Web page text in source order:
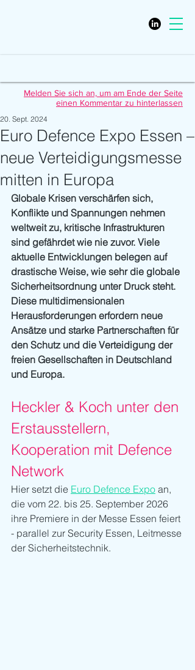
Melden Sie sich an, um am Ende der Seite
einen Kommentar zu hinterlassen
Euro Defence Expo Essen –
neue Verteidigungsmesse
mitten in Europa
20. Sept. 2024
Globale Krisen verschärfen sich,
Konflikte und Spannungen nehmen
weltweit zu, kritische Infrastrukturen
sind gefährdet wie nie zuvor. Viele
aktuelle Entwicklungen belegen auf
drastische Weise, wie sehr die globale
Sicherheitsordnung unter Druck steht.
Diese multidimensionalen
Herausforderungen erfordern neue
Ansätze und starke Partnerschaften für
den Schutz und die Verteidigung der
freien Gesellschaften in Deutschland
und Europa.
Heckler & Koch unter den
Erstausstellern,
Kooperation mit Defence
Network
Hier setzt die Euro Defence Expo an,
die vom 22. bis 25. September 2026
ihre Premiere in der Messe Essen feiert
- parallel zur Security Essen, Leitmesse
der Sicherheitstechnik.